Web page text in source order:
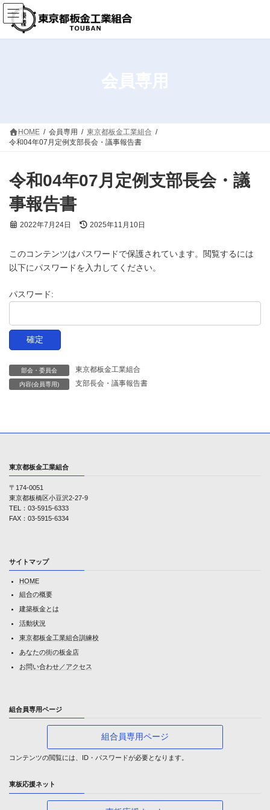
コ
ン
テ
ン
ナ
ビ
ゲ
ー
HOME 会員専用
東京都板金工業組合
令和04年07月定例支部長会・議事報告書
令和04年07月定例支部長会・議
事報告書
2022年7月24日
最
新
日
2025年11月10日
このコンテンツはパスワードで保護されています。閲覧するには
以下にパスワードを入力してください。
パスワード:
部会・委員会 東京都板金工業組合
内容(会員専用) 支部長会・議事報告書
東京都板金工業組合
〒174-0051
東京都板橋区小豆沢2-27-9
TEL：03-5915-6333
FAX：03-5915-6334
サイトマップ
HOME
組合の概要
建築板金とは
活動状況
東京都板金工業組合訓練校
あなたの街の板金店
お問い合わせ／アクセス
組合員専用ページ
組合員専用ページ
コンテンツの閲覧には、ID・パスワードが必要となります。
東板応援ネット